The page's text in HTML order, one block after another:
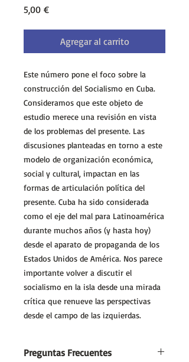
5,00 €Precio
Agregar al carrito
Este número pone el foco sobre la
construcción del Socialismo en Cuba.
Consideramos que este objeto de
estudio merece una revisión en vista
de los problemas del presente. Las
discusiones planteadas en torno a este
modelo de organización económica,
social y cultural, impactan en las
formas de articulación política del
presente. Cuba ha sido considerada
como el eje del mal para Latinoamérica
durante muchos años (y hasta hoy)
desde el aparato de propaganda de los
Estados Unidos de América. Nos parece
importante volver a discutir el
socialismo en la isla desde una mirada
crítica que renueve las perspectivas
desde el campo de las izquierdas.
Preguntas Frecuentes